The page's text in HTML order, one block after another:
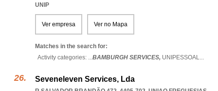
UNIP
Ver empresa Ver no Mapa
Matches in the search for:
Activity categories: ...BAMBURGH SERVICES, UNIPESSOAL...
Seveneleven Services, Lda